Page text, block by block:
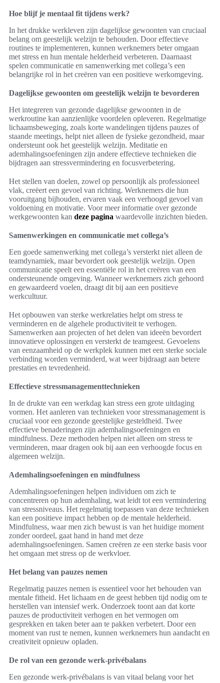
Hoe blijf je mentaal fit tijdens werk?
In het drukke werkleven zijn dagelijkse gewoonten van cruciaal
belang om geestelijk welzijn te behouden. Door effectieve
routines te implementeren, kunnen werknemers beter omgaan
met stress en hun mentale helderheid verbeteren. Daarnaast
spelen communicatie en samenwerking met collega’s een
belangrijke rol in het creëren van een positieve werkomgeving.
Dagelijkse gewoonten om geestelijk welzijn te bevorderen
Het integreren van gezonde dagelijkse gewoonten in de
werkroutine kan aanzienlijke voordelen opleveren. Regelmatige
lichaamsbeweging, zoals korte wandelingen tijdens pauzes of
staande meetings, helpt niet alleen de fysieke gezondheid, maar
ondersteunt ook het geestelijk welzijn. Meditatie en
ademhalingsoefeningen zijn andere effectieve technieken die
bijdragen aan stressvermindering en focusverbetering.
Het stellen van doelen, zowel op persoonlijk als professioneel
vlak, creëert een gevoel van richting. Werknemers die hun
vooruitgang bijhouden, ervaren vaak een verhoogd gevoel van
voldoening en motivatie. Voor meer informatie over gezonde
werkgewoonten kan deze pagina waardevolle inzichten bieden.
Samenwerkingen en communicatie met collega’s
Een goede samenwerking met collega’s versterkt niet alleen de
teamdynamiek, maar bevordert ook geestelijk welzijn. Open
communicatie speelt een essentiële rol in het creëren van een
ondersteunende omgeving. Wanneer werknemers zich gehoord
en gewaardeerd voelen, draagt dit bij aan een positieve
werkcultuur.
Het opbouwen van sterke werkrelaties helpt om stress te
verminderen en de algehele productiviteit te verhogen.
Samenwerken aan projecten of het delen van ideeën bevordert
innovatieve oplossingen en versterkt de teamgeest. Gevoelens
van eenzaamheid op de werkplek kunnen met een sterke sociale
verbinding worden verminderd, wat weer bijdraagt aan betere
prestaties en tevredenheid.
Effectieve stressmanagementtechnieken
In de drukte van een werkdag kan stress een grote uitdaging
vormen. Het aanleren van technieken voor stressmanagement is
cruciaal voor een gezonde geestelijke gesteldheid. Twee
effectieve benaderingen zijn ademhalingsoefeningen en
mindfulness. Deze methoden helpen niet alleen om stress te
verminderen, maar dragen ook bij aan een verhoogde focus en
algemeen welzijn.
Ademhalingsoefeningen en mindfulness
Ademhalingsoefeningen helpen individuen om zich te
concentreren op hun ademhaling, wat leidt tot een vermindering
van stressniveaus. Het regelmatig toepassen van deze technieken
kan een positieve impact hebben op de mentale helderheid.
Mindfulness, waar men zich bewust is van het huidige moment
zonder oordeel, gaat hand in hand met deze
ademhalingsoefeningen. Samen creëren ze een sterke basis voor
het omgaan met stress op de werkvloer.
Het belang van pauzes nemen
Regelmatig pauzes nemen is essentieel voor het behouden van
mentale fitheid. Het lichaam en de geest hebben tijd nodig om te
herstellen van intensief werk. Onderzoek toont aan dat korte
pauzes de productiviteit verhogen en het vermogen om
gesprekken en taken beter aan te pakken verbetert. Door een
moment van rust te nemen, kunnen werknemers hun aandacht en
creativiteit opnieuw opladen.
De rol van een gezonde werk-privébalans
Een gezonde werk-privébalans is van vitaal belang voor het